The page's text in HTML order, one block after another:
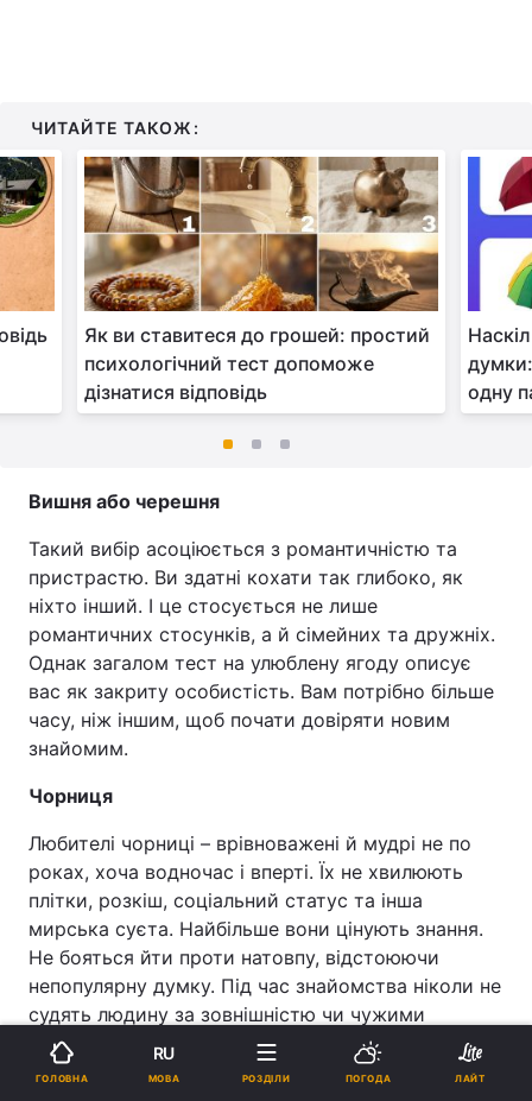
ЧИТАЙТЕ ТАКОЖ:
Як ви ставитеся до грошей: простий
психологічний тест допоможе
дізнатися відповідь
одну
Вишня або черешня
Такий вибір асоціюється з романтичністю та
пристрастю. Ви здатні кохати так глибоко, як
ніхто інший. І це стосується не лише
романтичних стосунків, а й сімейних та дружніх.
Однак загалом тест на улюблену ягоду описує
вас як закриту особистість. Вам потрібно більше
часу, ніж іншим, щоб почати довіряти новим
знайомим.
Чорниця
Любителі чорниці – врівноважені й мудрі не по
роках, хоча водночас і вперті. Їх не хвилюють
плітки, розкіш, соціальний статус та інша
мирська суєта. Найбільше вони цінують знання.
Не бояться йти проти натовпу, відстоюючи
непопулярну думку. Під час знайомства ніколи не
судять людину за зовнішністю чи чужими
оцінками, а самі формують свою думку.
Реклама
ГОЛОВНА
RU
МОВА РОЗДІЛИ ПОГОДА ЛАЙТ